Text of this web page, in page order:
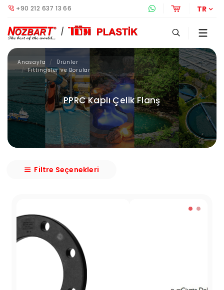
+90 212 637 13 66 WhatsappOnline
TR
PPRC Kaplı Çelik Flanş
Anasayfa
Ürünler
Fittingsler ve Borular
Filtre Seçenekleri